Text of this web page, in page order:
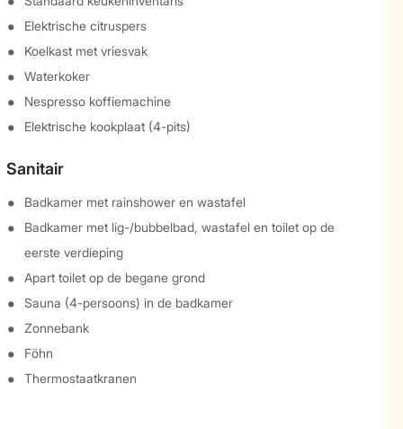
Elektrische citruspers
Koelkast met vriesvak
Waterkoker
Nespresso koffiemachine
Elektrische kookplaat (4-pits)
Sanitair
Badkamer met rainshower en wastafel
Badkamer met lig-/bubbelbad, wastafel en toilet op de
eerste verdieping
Apart toilet op de begane grond
Sauna (4-persoons) in de badkamer
Zonnebank
Föhn
Thermostaatkranen